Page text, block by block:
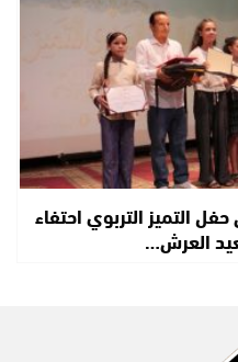
التميز التربوي احتفاء
العرش…